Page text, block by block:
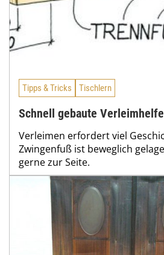
Tipps & Tricks Tischlern
Schnell gebaute
Verleimen erfordert viel
Zwingenfuß ist beweglich
gerne zur Seite.